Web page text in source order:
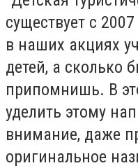
существует с
в наших акциях
детей, а сколько
припомнишь. В
уделить этому
внимание, даже
оригинальное